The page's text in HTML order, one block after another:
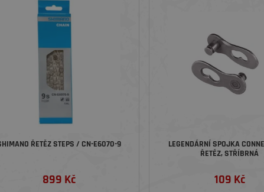
ŘETĚZ STEPS / CN-E6070-9
899 Kč
LEGENDÁRNÍ SPOJKA
ŘETĚZ, STŘÍBRNÁ
109 Kč